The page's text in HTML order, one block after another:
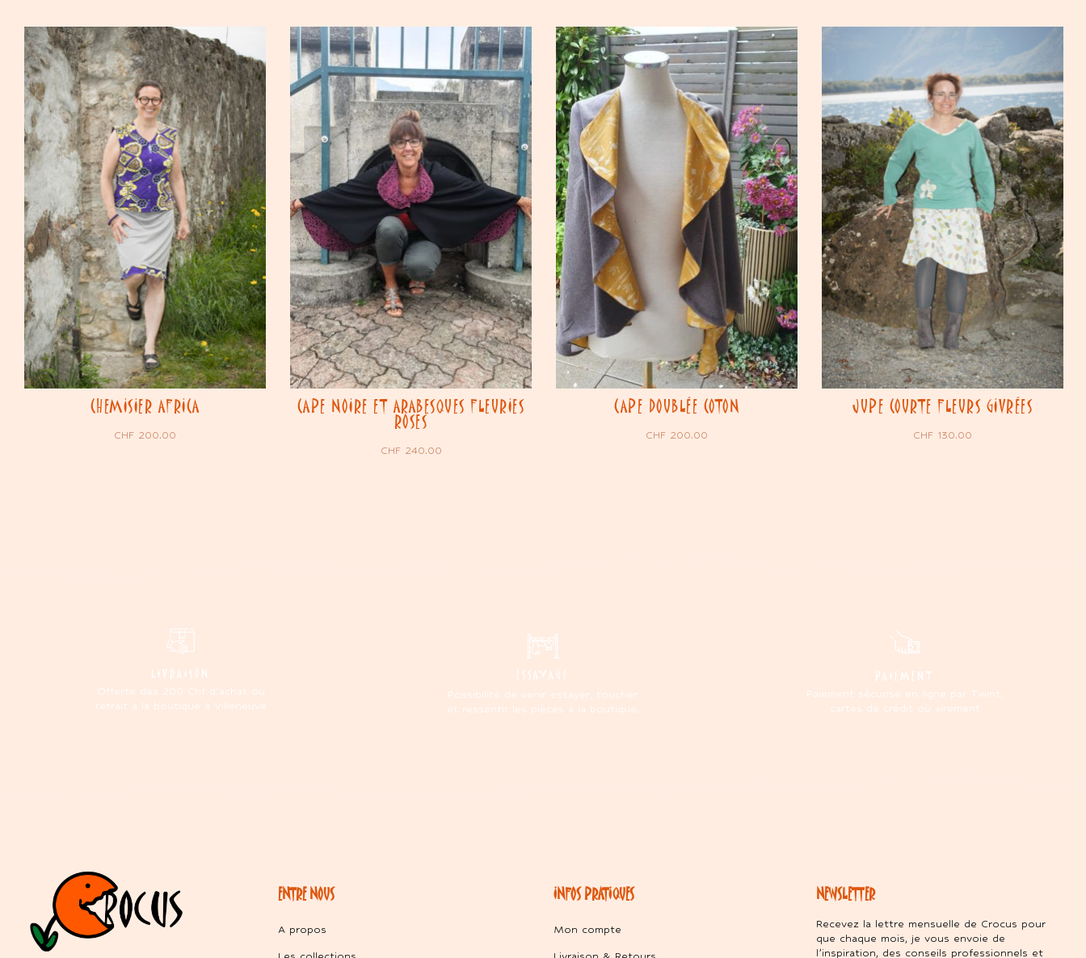
CHEMISIER AFRICA
CHF 200.00
CAPE NOIRE ET ARABESQUES FLEURIES
ROSES
CHF240.00
CAPE DOUBLÉE COTON
CHF 200.00
JUPE COURTE FLEURS GIVRÉES
CHF 130.00
LIVRAISON
Offerte dès 200 Chf d'achat ou
retrait à la boutique à Villeneuve
ESSAYAGE
Possibilité de venir essayer, toucher
et ressentir les pièces à la boutique.
PAIEMENT
Paiement sécurisé en ligne par Twint,
cartes de crédit ou virement
ENTRE NOUS
A propos
INFOS PRATIQUES
Mon compte
NEWSLETTER
Recevez la lettre mensuelle de Crocus pour
que chaque mois, je vous envoie de
l’inspiration, des conseils professionnels et